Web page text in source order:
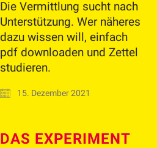
Die Vermittlung sucht nach
Unterstützung. Wer näheres
dazu wissen will, einfach
pdf downloaden und Zettel
studieren.
15. Dezember 2021
DAS EXPERIMENT